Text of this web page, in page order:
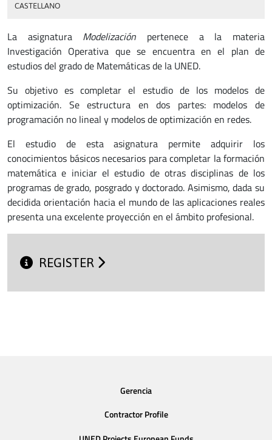
CASTELLANO
La asignatura Modelización pertenece a la materia
Investigación Operativa que se encuentra en el plan de
estudios del grado de Matemáticas de la UNED.
Su objetivo es completar el estudio de los modelos de
optimización. Se estructura en dos partes: modelos de
programación no lineal y modelos de optimización en redes.
El estudio de esta asignatura permite adquirir los
conocimientos básicos necesarios para completar la formación
matemática e iniciar el estudio de otras disciplinas de los
programas de grado, posgrado y doctorado. Asimismo, dada su
decidida orientación hacia el mundo de las aplicaciones reales
presenta una excelente proyección en el ámbito profesional.
REGISTER
Gerencia
Contractor Profile